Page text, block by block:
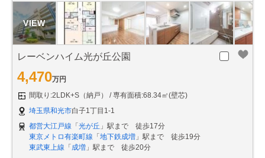
レーベンハイム光が丘公園
4,470万円
間取り:2LDK+S（納戸）
専有面積:68.34㎡(壁芯)
埼玉県和光市白子1丁目1-1
都営大江戸線 「 光が丘 」駅まで 徒歩17分
東京メトロ有楽町線 「 地下鉄成増 」駅まで 徒歩19分
東武東上線 「 成増 」駅まで 徒歩20分